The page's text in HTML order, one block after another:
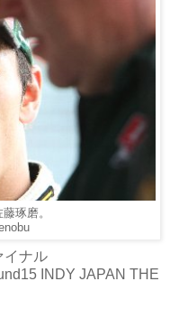
琢磨。
ナル
INDY JAPAN THE